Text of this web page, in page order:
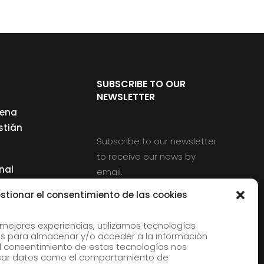
el consentimiento de las cookies
experiencias, utilizamos tecnologías
para almacenar y/o acceder a la información
consentimiento de estas tecnologías nos
datos como el comportamiento de
SUBSCRIBE TO OUR
NEWSLETTER
Subscribe to our newsletter
to receive our news by
email.